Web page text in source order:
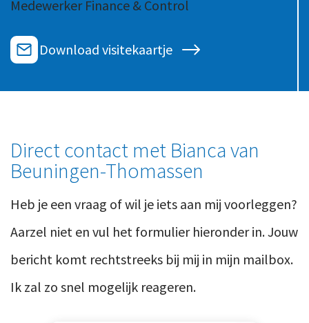
Werken bij
Veilig bestanden delen
Inloggen
Informatiebeveiliging en privacy
Strategie en bedrijfsinrichting
Ons team
Werken-bij
Bedrijfsgeschiedenis
Medewerker Finance & Control
Download visitekaartje
Direct contact met Bianca van
Beuningen-Thomassen
Heb je een vraag of wil je iets aan mij voorleggen?
Aarzel niet en vul het formulier hieronder in. Jouw
bericht komt rechtstreeks bij mij in mijn mailbox.
Ik zal zo snel mogelijk reageren.